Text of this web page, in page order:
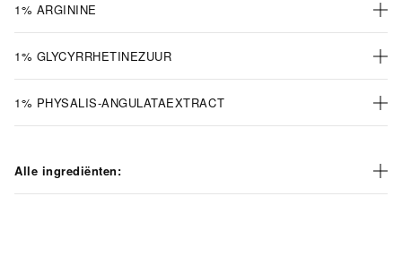
1% ARGININE
1% GLYCYRRHETINEZUUR
1% PHYSALIS-ANGULATAEXTRACT
Alle ingrediënten: